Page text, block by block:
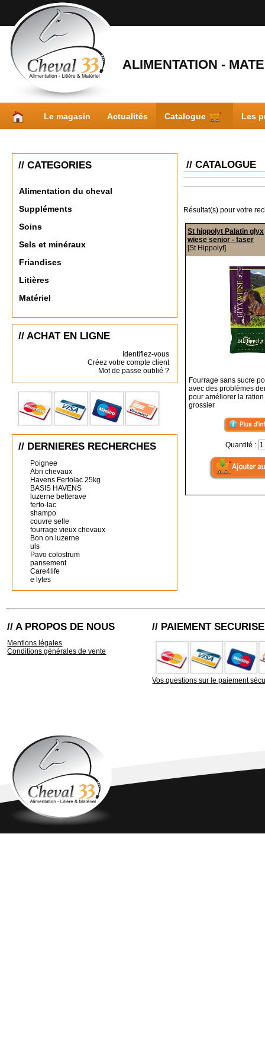
ALIMENTATION -
Le magasin Actualités Catalogue Les
// CATEGORIES
Alimentation du cheval
Suppléments
Soins
Sels et minéraux
Friandises
Litières
Matériel
// ACHAT EN LIGNE
Identifiez-vous
Créez votre compte client
Mot de passe oublié ?
// DERNIERES RECHERCHES
Poignee
Abri chevaux
Havens Fertolac 25kg
BASIS HAVENS
luzerne betterave
ferto-lac
shampo
couvre selle
fourrage vieux chevaux
Bon on luzerne
uls
Pavo colostrum
pansement
Care4life
e lytes
// CATALOGUE
Résultat(s) pour votre
St hippolyt Palatin glyx
wiese senior - faser
[St Hippolyt]
Fourrage sans sucre
avec des problèmes
pour améliorer la
grossier
Quantité :
// A PROPOS DE NOUS
Mentions légales
Conditions générales de vente
// PAIEMENT SECURISE
Vos questions sur le paiement